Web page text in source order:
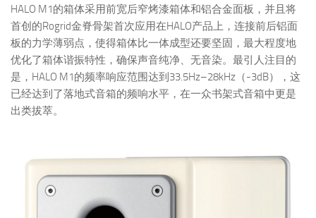
HALO M1的箱体采用前宽后窄烤漆箱体和铝合金面板，并且将
首创的Rogrid金脊骨架首次应用在HALO产品上，连接前后铝面
板的力学薄弱点，使得箱体比一体成型还要坚固，最大程度地
优化了箱体谐振特性，确保声音纯净、无音染。最引人注目的
是，HALO M1的频率响应范围达到33.5Hz–28kHz（-3dB），这
已经达到了落地式音箱的频响水平，在一众书架式音箱中更是
出类拔萃。